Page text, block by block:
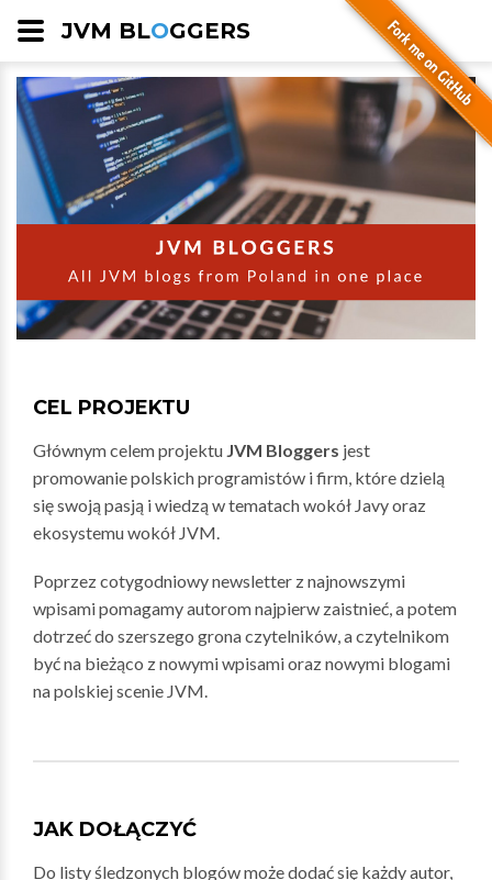
JVM BLOGGERS
CEL PROJEKTU
Głównym celem projektu JVM Bloggers jest
promowanie polskich programistów i firm, które dzielą
się swoją pasją i wiedzą w tematach wokół Javy oraz
ekosystemu wokół JVM.
Poprzez cotygodniowy newsletter z najnowszymi
wpisami pomagamy autorom najpierw zaistnieć, a potem
dotrzeć do szerszego grona czytelników, a czytelnikom
być na bieżąco z nowymi wpisami oraz nowymi blogami
na polskiej scenie JVM.
JAK DOŁĄCZYĆ
Do listy śledzonych blogów może dodać się każdy autor,